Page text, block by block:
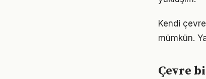
Kendi
mümkün.
Çevre